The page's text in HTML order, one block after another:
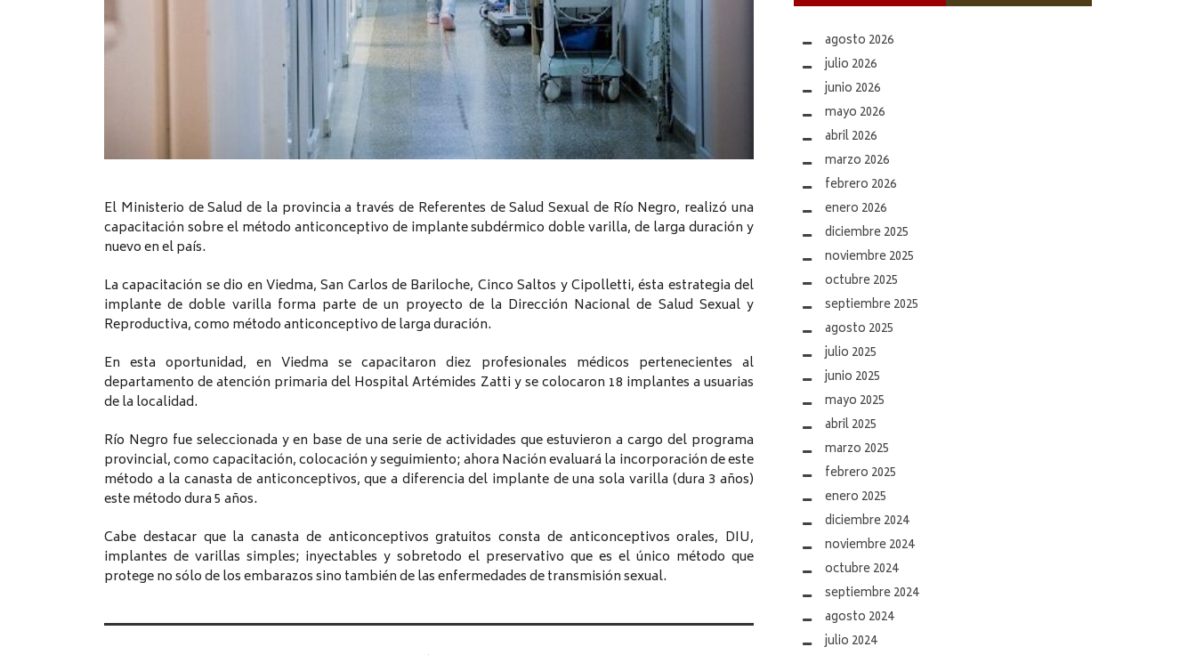
El Ministerio de Salud de la provincia a través de Referentes de Salud Sexual de Río Negro, realizó una
capacitación sobre el método anticonceptivo de implante subdérmico doble varilla, de larga duración y
nuevo en el país.
La capacitación se dio en Viedma, San Carlos de Bariloche, Cinco Saltos y Cipolletti, ésta estrategia del
implante de doble varilla forma parte de un proyecto de la Dirección Nacional de Salud Sexual y
Reproductiva, como método anticonceptivo de larga duración.
En esta oportunidad, en Viedma se capacitaron diez profesionales médicos pertenecientes al
departamento de atención primaria del Hospital Artémides Zatti y se colocaron 18 implantes a usuarias
de la localidad.
Río Negro fue seleccionada y en base de una serie de actividades que estuvieron a cargo del programa
provincial, como capacitación, colocación y seguimiento; ahora Nación evaluará la incorporación de este
método a la canasta de anticonceptivos, que a diferencia del implante de una sola varilla (dura 3 años)
este método dura 5 años.
Cabe destacar que la canasta de anticonceptivos gratuitos consta de anticonceptivos orales, DIU,
implantes de varillas simples; inyectables y sobretodo el preservativo que es el único método que
protege no sólo de los embarazos sino también de las enfermedades de transmisión sexual.
agosto 2026
julio 2026
junio 2026
mayo 2026
abril 2026
marzo 2026
febrero 2026
enero 2026
diciembre 2025
noviembre 2025
octubre 2025
septiembre 2025
agosto 2025
julio 2025
junio 2025
mayo 2025
abril 2025
marzo 2025
febrero 2025
enero 2025
diciembre 2024
noviembre 2024
octubre 2024
septiembre 2024
agosto 2024
julio 2024